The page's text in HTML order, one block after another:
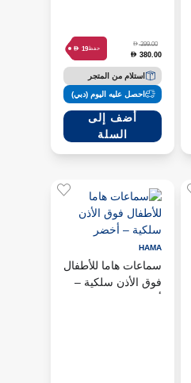
D399.00
D 380.00
حفظ D 19
استلام من المتجر
احصل عليه اليوم (دبي)
أضف إلى
السلة
HAMA
سماعات هاما للأطفال
فوق الأذن سلكية –